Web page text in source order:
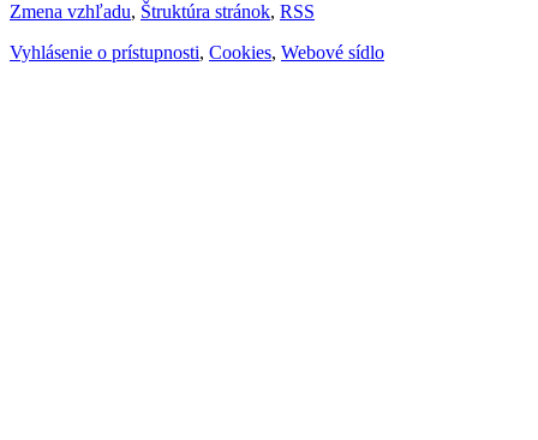
Zmena vzhľadu, Štruktúra stránok, RSS
Vyhlásenie o prístupnosti, Cookies, Webové sídlo